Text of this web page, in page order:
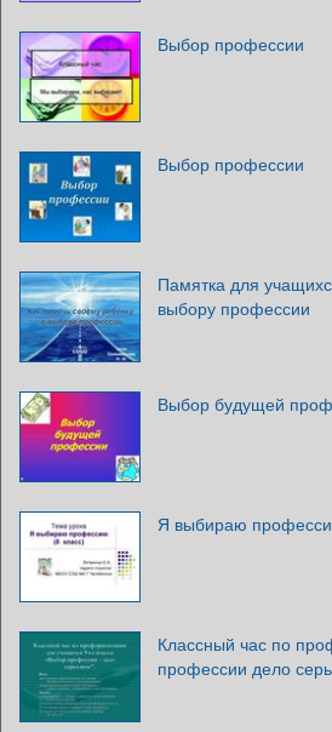
Выбор профессии
Выбор профессии
Памятка для
выбору профессии
Выбор будущей
Я выбираю
Классный час по
профессии дело